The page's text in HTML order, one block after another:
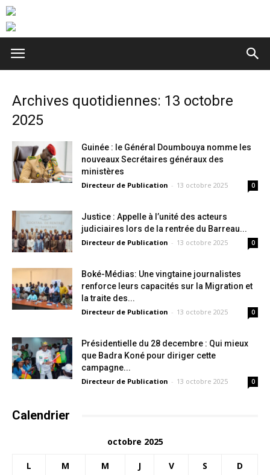
Archives quotidiennes: 13 octobre
2025
Guinée : le Général Doumbouya nomme les
nouveaux Secrétaires généraux des
ministères
Directeur de Publication - 13 octobre 2025 0
Justice : Appelle à l’unité des acteurs
judiciaires lors de la rentrée du Barreau...
Directeur de Publication - 13 octobre 2025 0
Boké-Médias: Une vingtaine journalistes
renforce leurs capacités sur la Migration et
la traite des...
Directeur de Publication - 13 octobre 2025 0
Présidentielle du 28 decembre : Qui mieux
que Badra Koné pour diriger cette
campagne...
Directeur de Publication - 13 octobre 2025 0
Calendrier
octobre 2025
L M M J V S D